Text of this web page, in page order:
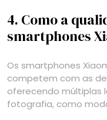
4. Como a
smartphones
Os smartphones
competem com as
oferecendo múltiplas
fotografia, como